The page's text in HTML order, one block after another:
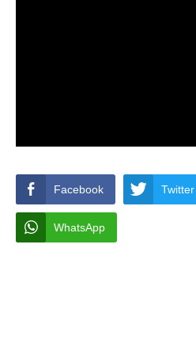
Facebook Twitter
WhatsApp